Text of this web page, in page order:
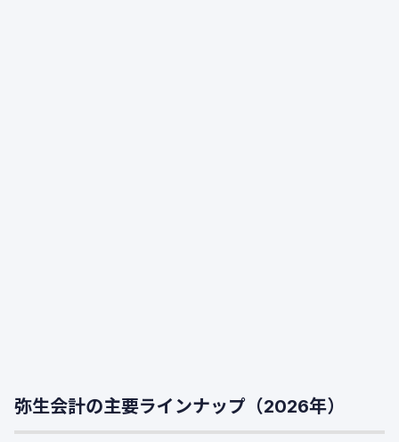
弥生会計の主要ラインナップ（2026年）